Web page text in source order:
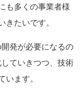
も多くの事業者様
たいです。
発が必要になるの
ていきつつ、技術
ます。